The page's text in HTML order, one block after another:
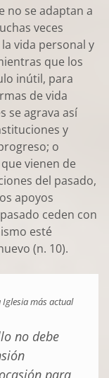
no se adaptan a
veces
vida personal y
que los
inútil, para
de vida
se agrava así
y
o
vienen de
del pasado,
apoyos
ceden con
esté
(n. 10).
más actual
no debe